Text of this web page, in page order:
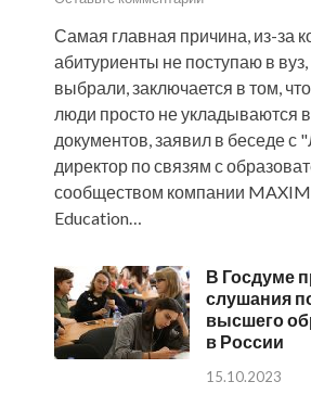
Самая главная причина, из-за
абитуриенты не поступаю в
выбрали, заключается в том,
люди просто не укладываются
документов, заявил в беседе с
директор по связям с
сообществом компании
Education…
В Госдуме
слушания
высшего
в России
15.10.2023